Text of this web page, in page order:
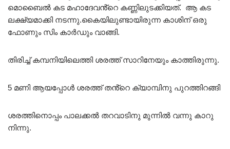
മൊബൈൽ കട മഹാദേവൻ്റെ കണ്ണിലുടക്കിയത്. ആ കട
ലക്ഷ്യമാക്കി നടന്നു.കൈയിലുണ്ടായിരുന്ന കാശിന് ഒരു
ഫോണും സിം കാർഡും വാങ്ങി.
തിരിച്ച് കമ്പനിയിലെത്തി ശരത്ത് സാറിനേയും കാത്തിരുന്നു.
5 മണി ആയപ്പോൾ ശരത്ത് തൻ്റെ ക്യാമ്പിനു പുറത്തിറങ്ങി
ശരത്തിനൊപ്പം പാലക്കൽ തറവാടിനു മുന്നിൽ വന്നു കാറു
നിന്നു.